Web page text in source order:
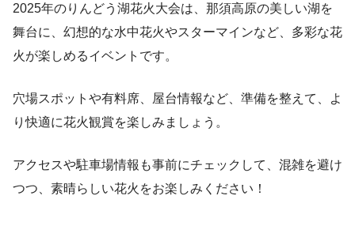
2025年のりんどう湖花火大会は、那須高原の美しい湖を
舞台に、幻想的な水中花火やスターマインなど、多彩な花
火が楽しめるイベントです。
穴場スポットや有料席、屋台情報など、準備を整えて、よ
り快適に花火観賞を楽しみましょう。
アクセスや駐車場情報も事前にチェックして、混雑を避け
つつ、素晴らしい花火をお楽しみください！